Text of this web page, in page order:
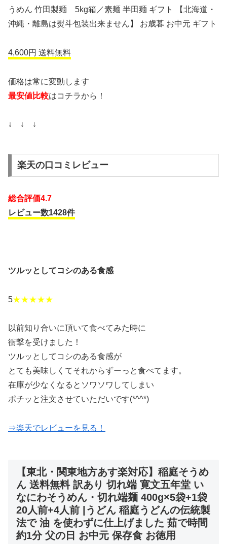
うめん 竹田製麺 5kg箱／素麺 半田麺 ギフト 【北海道・
沖縄・離島は熨斗包装出来ません】 お歳暮 お中元 ギフト
4,600円 送料無料
価格は常に変動します
最安値比較はコチラから！
↓ ↓ ↓
楽天の口コミレビュー
総合評価4.7
レビュー数1428件
ツルッとしてコシのある食感
5★★★★★
以前知り合いに頂いて食べてみた時に
衝撃を受けました！
ツルッとしてコシのある食感が
とても美味しくてそれからずーっと食べてます。
在庫が少なくなるとソワソワしてしまい
ポチッと注文させていただいです(*^^*)
⇒楽天でレビューを見る！
【東北・関東地方あす楽対応】稲庭そうめ
ん 送料無料 訳あり 切れ端 寛文五年堂 い
なにわそうめん・切れ端麺 400g×5袋+1袋
20人前+4人前 |うどん 稲庭うどんの伝統製
法で 油 を使わずに仕上げました 茹で時間
約1分 父の日 お中元 保存食 お徳用